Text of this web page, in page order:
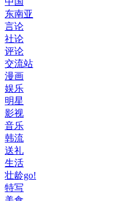
东南亚
言论
社论
评论
交流站
漫画
娱乐
明星
影视
音乐
韩流
送礼
生活
壮龄go!
特写